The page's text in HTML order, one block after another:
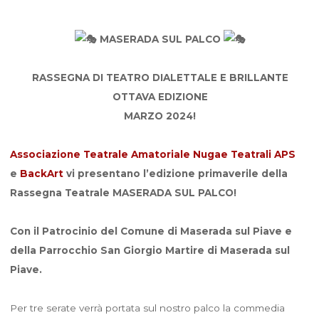
MASERADA SUL PALCO
RASSEGNA DI TEATRO DIALETTALE E BRILLANTE
OTTAVA EDIZIONE
MARZO 2024!
Associazione Teatrale Amatoriale Nugae Teatrali APS
e BackArtvi presentano l’edizione primaverile della
Rassegna Teatrale MASERADA SUL PALCO!
Con il Patrocinio del Comune di Maserada sul Piave e
della Parrocchio San Giorgio Martire di Maserada sul
Piave.
Per tre serate verrà portata sul nostro palco la commedia